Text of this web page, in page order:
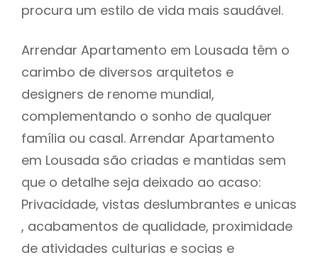
procura um estilo de vida mais saudável.
Arrendar Apartamento em Lousada têm o
carimbo de diversos arquitetos e
designers de renome mundial,
complementando o sonho de qualquer
família ou casal. Arrendar Apartamento
em Lousada são criadas e mantidas sem
que o detalhe seja deixado ao acaso:
Privacidade, vistas deslumbrantes e unicas
, acabamentos de qualidade, proximidade
de atividades culturias e socias e